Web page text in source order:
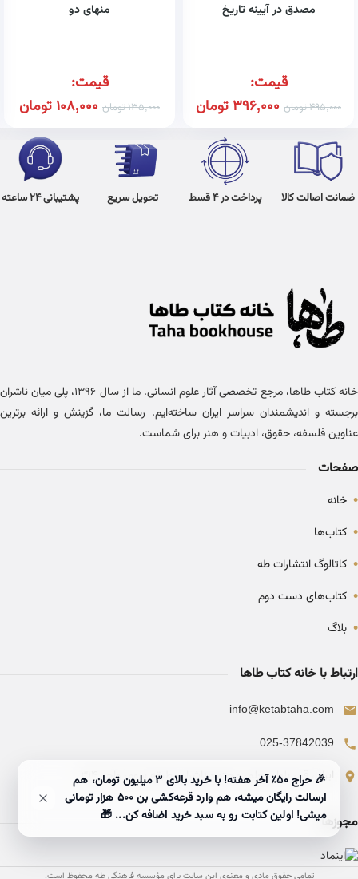
مصدق در آیینه تاریخ
قیمت:
495,000تومان 396,000تومان
منهای دو
قیمت:
135,000تومان 108,000تومان
ضمانت اصالت کالا پرداخت در 4 قسط تحویل سریع پشتیبانی 24 ساعته
خانه کتاب طاها، مرجع تخصصی آثار علوم انسانی. ما از سال ۱۳۹۶، پلی میان ناشران
برجسته و اندیشمندان سراسر ایران ساخته‌ایم. رسالت ما، گزینش و ارائه برترین
عناوین فلسفه، حقوق، ادبیات و هنر برای شماست.
صفحات
• خانه
• کتاب‌ها
• کاتالوگ انتشارات طه
• کتاب‌های دست دوم
• بلاگ
ارتباط با خانه کتاب طاها
info@ketabtaha.com
025-37842039
ایران، قم، بلوار معلم، مجتمع ناشران، طبقه سوم، واحد ۳۱۴
مجوزها
تمامی حقوق مادی و معنوی این سایت برای مؤسسه فرهنگی طه محفوظ است.
🎉 حراج ۵۰٪ آخر هفته! با خرید بالای 3 میلیون تومان، هم
ارسالت رایگان میشه، هم وارد قرعه‌کشی بن ۵۰۰ هزار تومانی
میشی! اولین کتابت رو به سبد خرید اضافه کن... 🎁